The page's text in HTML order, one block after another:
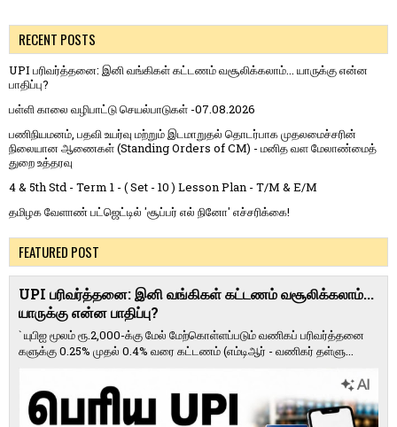
RECENT POSTS
UPI பரிவர்த்தனை: இனி வங்கிகள் கட்டணம் வசூலிக்கலாம்... யாருக்கு என்ன
பாதிப்பு?
பள்ளி காலை வழிபாட்டு செயல்பாடுகள் -07.08.2026
பணிநியமனம், பதவி உயர்வு மற்றும் இடமாறுதல் தொடர்பாக முதலமைச்சரின்
நிலையான ஆணைகள் (Standing Orders of CM) - மனித வள மேலாண்மைத்
துறை உத்தரவு
4 & 5th Std - Term 1 - ( Set - 10 ) Lesson Plan - T/M & E/M
தமிழக வேளாண் பட்ஜெட்டில் 'சூப்பர் எல் நினோ' எச்சரிக்கை!
FEATURED POST
UPI பரிவர்த்தனை: இனி வங்கிகள் கட்டணம் வசூலிக்கலாம்...
யாருக்கு என்ன பாதிப்பு?
` யுபிஐ மூலம் ரூ.2,000-க்கு மேல் மேற்​கொள்​ளப்​படும் வணி​கப் பரிவர்த்​தனை​
களுக்கு 0.25% முதல் 0.4% வரை கட்​ட​ணம் (எம்​டிஆர் - வணி​கர் தள்​ளு...